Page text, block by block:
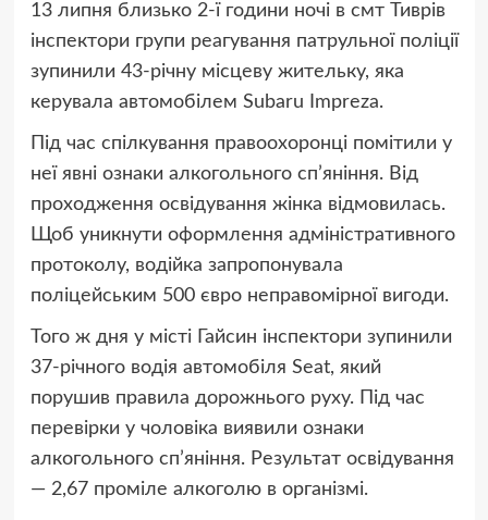
13 липня близько 2-ї години ночі в смт Тиврів
інспектори групи реагування патрульної поліції
зупинили 43-річну місцеву жительку, яка
керувала автомобілем Subaru Impreza.
Під час спілкування правоохоронці помітили у
неї явні ознаки алкогольного сп’яніння. Від
проходження освідування жінка відмовилась.
Щоб уникнути оформлення адміністративного
протоколу, водійка запропонувала
поліцейським 500 євро неправомірної вигоди.
Того ж дня у місті Гайсин інспектори зупинили
37-річного водія автомобіля Seat, який
порушив правила дорожнього руху. Під час
перевірки у чоловіка виявили ознаки
алкогольного сп’яніння. Результат освідування
— 2,67 проміле алкоголю в організмі.